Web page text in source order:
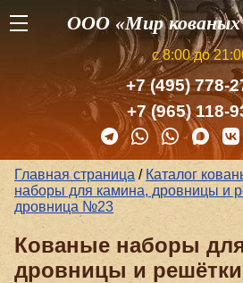
ООО «Мир кованых
с 8:00 до
+7 (495) 778-
+7 (965) 118-
Главная страница / Каталог
наборы для камина, дровницы и
дровница №23
Кованые наборы
дровницы и решётки